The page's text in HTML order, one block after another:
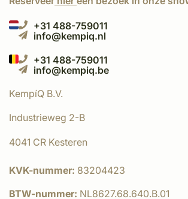
+31 488-759011
info@kempiq.nl
+31 488-759011
info@kempiq.be
KempíQ B.V.
Industrieweg 2-B
4041 CR Kesteren
KVK-nummer: 83204423
BTW-nummer: NL8627.68.640.B.01